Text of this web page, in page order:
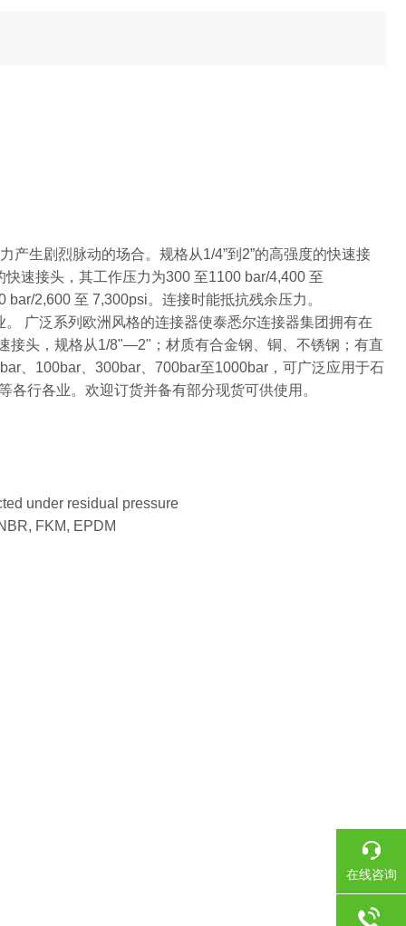
产生剧烈脉动的场合。规格从1/4”到2”的高强度的快速接
速接头，其工作压力为300 至1100 bar/4,400 至
2,600 至 7,300psi。连接时能抵抗残余压力。
广泛系列欧洲风格的连接器使泰悉尔连接器集团拥有在
头，规格从1/8"—2"；材质有合金钢、铜、不锈钢；有直
、100bar、300bar、700bar至1000bar，可广泛应用于石
行各业。欢迎订货并备有部分现货可供使用。
under residual pressure
FKM, EPDM
在线咨询